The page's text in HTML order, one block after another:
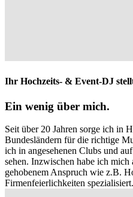
Ihr Hochzeits- & Event-DJ
Ein wenig über mich.
Seit über 20 Jahren sorge ich in
Bundesländern für die richtige
ich in angesehenen Clubs und
sehen. Inzwischen habe ich
gehobenem Anspruch wie z.B.
Firmenfeierlichkeiten spezialisiert.